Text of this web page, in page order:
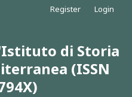
di Storia
(ISSN
Register Login